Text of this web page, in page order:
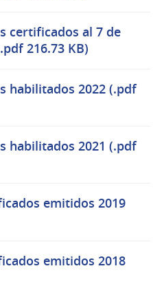
certificados al 7 de
216.73 KB)
habilitados 2022 (.pdf
habilitados 2021 (.pdf
emitidos 2019
emitidos 2018